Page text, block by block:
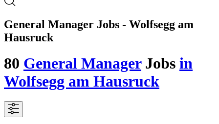
General Manager Jobs - Wolfsegg am
Hausruck
80 General ManagerJobs in
Wolfsegg am Hausruck